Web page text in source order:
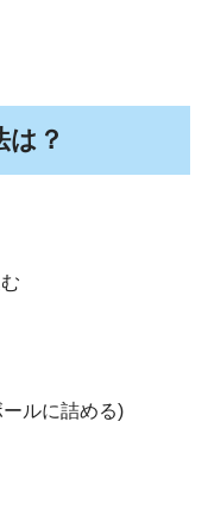
は？
ルに詰める)